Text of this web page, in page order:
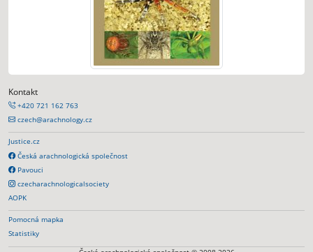
Kontakt
+420 721 162 763
czech@arachnology.cz
Justice.cz
Česká arachnologická společnost
Pavouci
czecharachnologicalsociety
AOPK
Pomocná mapka
Statistiky